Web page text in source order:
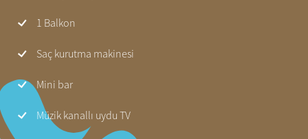
1 Balkon
Saç kurutma makinesi
Mini bar
Müzik kanallı uydu TV